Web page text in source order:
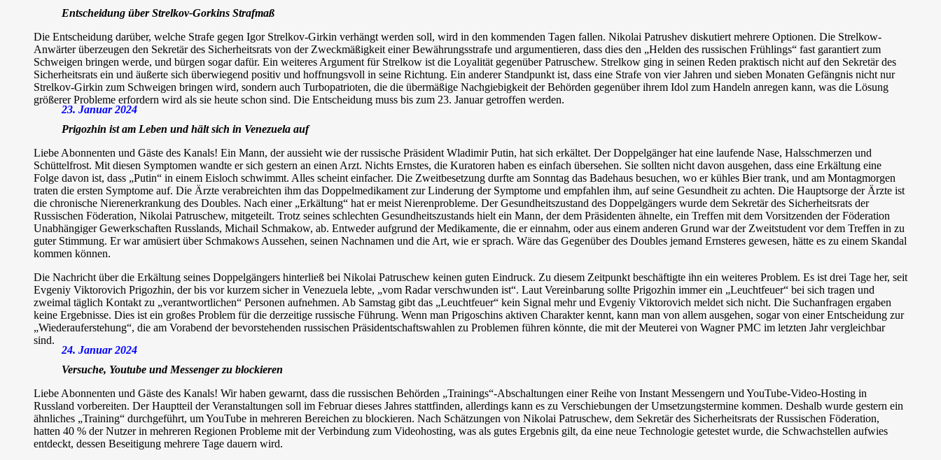
Entscheidung über Strelkov-Gorkins Strafmaß
Die Entscheidung darüber, welche Strafe gegen Igor Strelkov-Girkin verhängt werden soll, wird in den kommenden Tagen fallen. Nikolai Patrushev diskutiert mehrere Optionen. Die Strelkow-
Anwärter überzeugen den Sekretär des Sicherheitsrats von der Zweckmäßigkeit einer Bewährungsstrafe und argumentieren, dass dies den „Helden des russischen Frühlings“ fast garantiert zum
Schweigen bringen werde, und bürgen sogar dafür. Ein weiteres Argument für Strelkow ist die Loyalität gegenüber Patruschew. Strelkow ging in seinen Reden praktisch nicht auf den Sekretär des
Sicherheitsrats ein und äußerte sich überwiegend positiv und hoffnungsvoll in seine Richtung. Ein anderer Standpunkt ist, dass eine Strafe von vier Jahren und sieben Monaten Gefängnis nicht nur
Strelkov-Girkin zum Schweigen bringen wird, sondern auch Turbopatrioten, die die übermäßige Nachgiebigkeit der Behörden gegenüber ihrem Idol zum Handeln anregen kann, was die Lösung
größerer Probleme erfordern wird als sie heute schon sind. Die Entscheidung muss bis zum 23. Januar getroffen werden.
23. Januar 2024
Prigozhin ist am Leben und hält sich in Venezuela auf
Liebe Abonnenten und Gäste des Kanals! Ein Mann, der aussieht wie der russische Präsident Wladimir Putin, hat sich erkältet. Der Doppelgänger hat eine laufende Nase, Halsschmerzen und
Schüttelfrost. Mit diesen Symptomen wandte er sich gestern an einen Arzt. Nichts Ernstes, die Kuratoren haben es einfach übersehen. Sie sollten nicht davon ausgehen, dass eine Erkältung eine
Folge davon ist, dass „Putin“ in einem Eisloch schwimmt. Alles scheint einfacher. Die Zweitbesetzung durfte am Sonntag das Badehaus besuchen, wo er kühles Bier trank, und am Montagmorgen
traten die ersten Symptome auf. Die Ärzte verabreichten ihm das Doppelmedikament zur Linderung der Symptome und empfahlen ihm, auf seine Gesundheit zu achten. Die Hauptsorge der Ärzte ist
die chronische Nierenerkrankung des Doubles. Nach einer „Erkältung“ hat er meist Nierenprobleme. Der Gesundheitszustand des Doppelgängers wurde dem Sekretär des Sicherheitsrats der
Russischen Föderation, Nikolai Patruschew, mitgeteilt. Trotz seines schlechten Gesundheitszustands hielt ein Mann, der dem Präsidenten ähnelte, ein Treffen mit dem Vorsitzenden der Föderation
Unabhängiger Gewerkschaften Russlands, Michail Schmakow, ab. Entweder aufgrund der Medikamente, die er einnahm, oder aus einem anderen Grund war der Zweitstudent vor dem Treffen in zu
guter Stimmung. Er war amüsiert über Schmakows Aussehen, seinen Nachnamen und die Art, wie er sprach. Wäre das Gegenüber des Doubles jemand Ernsteres gewesen, hätte es zu einem Skandal
kommen können.
Die Nachricht über die Erkältung seines Doppelgängers hinterließ bei Nikolai Patruschew keinen guten Eindruck. Zu diesem Zeitpunkt beschäftigte ihn ein weiteres Problem. Es ist drei Tage her, seit
Evgeniy Viktorovich Prigozhin, der bis vor kurzem sicher in Venezuela lebte, „vom Radar verschwunden ist“. Laut Vereinbarung sollte Prigozhin immer ein „Leuchtfeuer“ bei sich tragen und
zweimal täglich Kontakt zu „verantwortlichen“ Personen aufnehmen. Ab Samstag gibt das „Leuchtfeuer“ kein Signal mehr und Evgeniy Viktorovich meldet sich nicht. Die Suchanfragen ergaben
keine Ergebnisse. Dies ist ein großes Problem für die derzeitige russische Führung. Wenn man Prigoschins aktiven Charakter kennt, kann man von allem ausgehen, sogar von einer Entscheidung zur
„Wiederauferstehung“, die am Vorabend der bevorstehenden russischen Präsidentschaftswahlen zu Problemen führen könnte, die mit der Meuterei von Wagner PMC im letzten Jahr vergleichbar
sind.
24. Januar 2024
Versuche, Youtube und Messenger zu blockieren
Liebe Abonnenten und Gäste des Kanals! Wir haben gewarnt, dass die russischen Behörden „Trainings“-Abschaltungen einer Reihe von Instant Messengern und YouTube-Video-Hosting in
Russland vorbereiten. Der Hauptteil der Veranstaltungen soll im Februar dieses Jahres stattfinden, allerdings kann es zu Verschiebungen der Umsetzungstermine kommen. Deshalb wurde gestern ein
ähnliches „Training“ durchgeführt, um YouTube in mehreren Bereichen zu blockieren. Nach Schätzungen von Nikolai Patruschew, dem Sekretär des Sicherheitsrats der Russischen Föderation,
hatten 40 % der Nutzer in mehreren Regionen Probleme mit der Verbindung zum Videohosting, was als gutes Ergebnis gilt, da eine neue Technologie getestet wurde, die Schwachstellen aufwies
entdeckt, dessen Beseitigung mehrere Tage dauern wird.